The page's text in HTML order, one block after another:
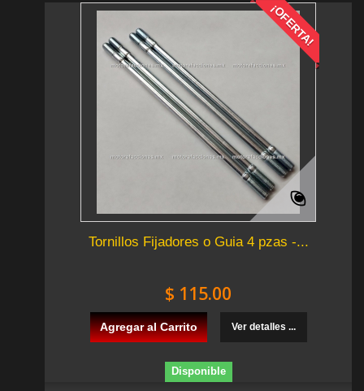
¡OFERTA!
Tornillos Fijadores o Guia 4 pzas -...
$ 115.00
Agregar al Carrito Ver detalles ...
Disponible